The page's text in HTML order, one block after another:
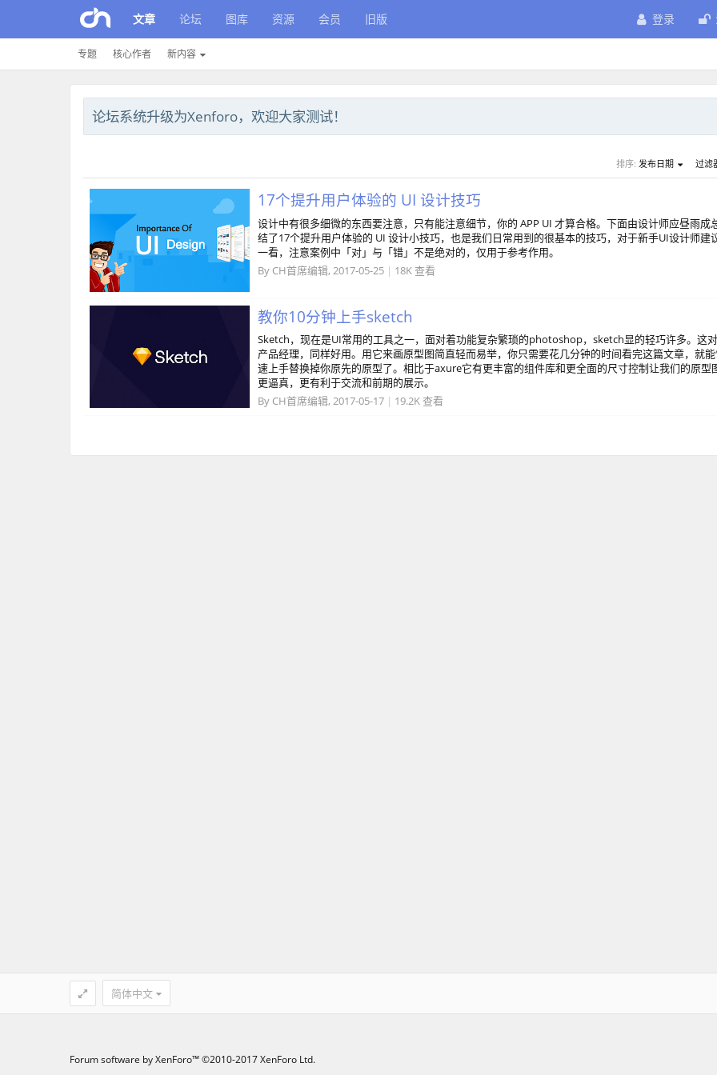
文章
专题 核心作者 新内容
论坛 图库 资源 会员 旧版 登录
论坛系统升级为Xenforo，欢迎大家测试！
排序: 发布日期 过滤
17个提升用户体验的 UI 设计技巧
设计中有很多细微的东西要注意，只有能注意细节，你的 APP UI 才算合格。下面由设计师应昼雨成
结了17个提升用户体验的 UI 设计小技巧，也是我们日常用到的很基本的技巧，对于新手UI设计师建
一看，注意案例中「对」与「错」不是绝对的，仅用于参考作用。
By CH首席编辑, 2017-05-25 | 18K 查看
教你10分钟上手sketch
Sketch，现在是UI常用的工具之一，面对着功能复杂繁琐的photoshop，sketch显的轻巧许多。这
产品经理，同样好用。用它来画原型图简直轻而易举，你只需要花几分钟的时间看完这篇文章，就
速上手替换掉你原先的原型了。相比于axure它有更丰富的组件库和更全面的尺寸控制让我们的原型
更逼真，更有利于交流和前期的展示。
By CH首席编辑, 2017-05-17 | 19.2K 查看
简体中文
Forum software by XenForo™©2010-2017 XenForo Ltd.